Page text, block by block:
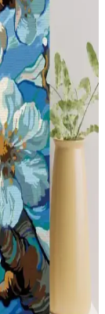
bir unsurdur.
ve çocuklu evlerde
sağlar.
ve estetik ön
fonksiyonel
Dayanıklı
ve
sunar.